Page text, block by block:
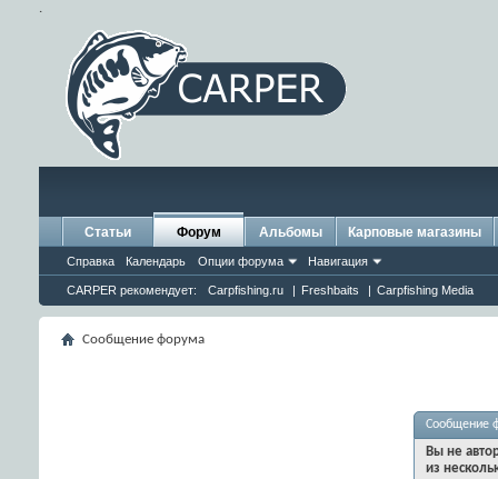
.
Статьи Форум
Справка Календарь Опции форума Навигация
CARPER рекомендует: Carpfishing.ru | Freshbaits | Carpfishing Media
Альбомы Карповые магазины
Сообщение форума
Сообщение
Вы не
из